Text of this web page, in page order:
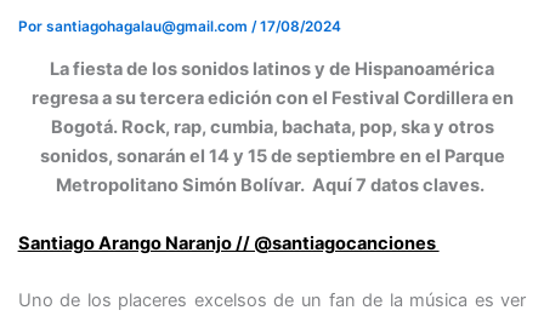
Por santiagohagalau@gmail.com /17/08/2024
La fiesta de los sonidos latinos y de Hispanoamérica
regresa a su tercera edición con el Festival Cordillera en
Bogotá. Rock, rap, cumbia, bachata, pop, ska y otros
sonidos, sonarán el 14 y 15 de septiembre en el Parque
Metropolitano Simón Bolívar. Aquí 7 datos claves.
Santiago Arango Naranjo // @santiagocanciones
Uno de los placeres excelsos de un fan de la música es ver